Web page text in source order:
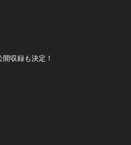
収録も決定！